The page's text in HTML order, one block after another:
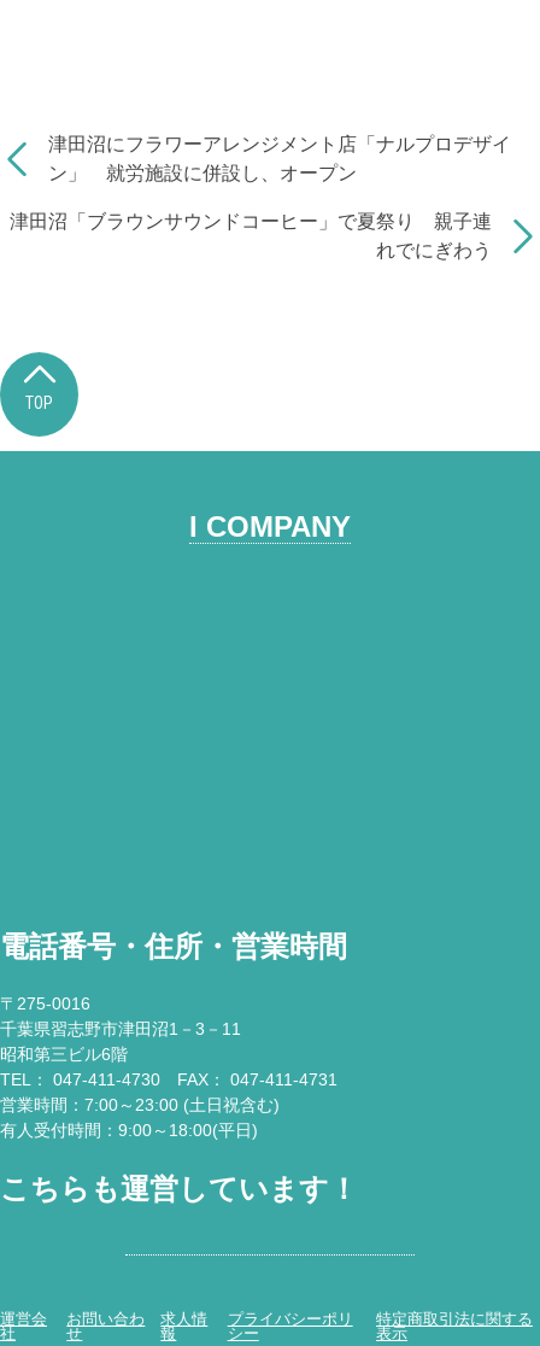
b
o
o
d
s
Li
n
k
津田沼にフラワーアレンジメント店「ナルプロデザイ
ン」 就労施設に併設し、オープン
津田沼「ブラウンサウンドコーヒー」で夏祭り 親子連
れでにぎわう
TOP
I COMPANY
電話番号・住所・営業時間
〒275-0016
千葉県習志野市津田沼1－3－11
昭和第三ビル6階
TEL： 047-411-4730 FAX： 047-411-4731
営業時間：7:00～23:00 (土日祝含む)
有人受付時間：9:00～18:00(平日)
こちらも運営しています！
運営会
社
お問い合わ
せ
求人情
報
プライバシーポリ
シー
特定商取引法に関する
表示